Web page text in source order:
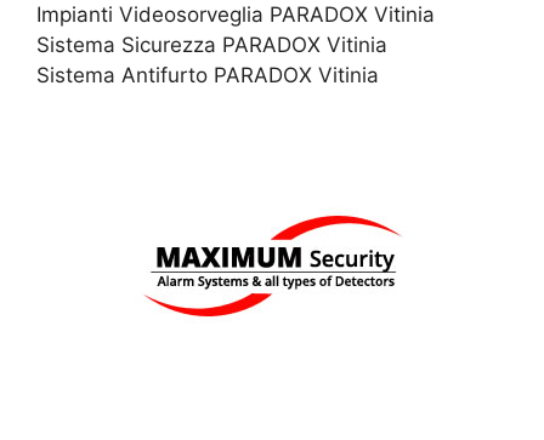
Impianti Videosorveglia PARADOX Vitinia
Sistema Sicurezza PARADOX Vitinia
Sistema Antifurto PARADOX Vitinia